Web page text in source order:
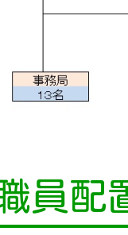
員配